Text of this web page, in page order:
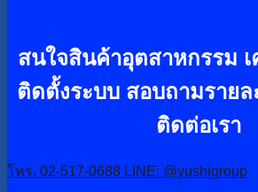
สนใจสินค้าอุตสาหกรรม เ
ติดตั้งระบบ สอบถามรายล
ติดต่อเรา
โทร. 02-517-0688 LINE: @yushigroup